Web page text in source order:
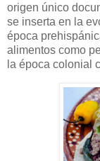
origen único
se inserta en la
época
alimentos como
la época colonial